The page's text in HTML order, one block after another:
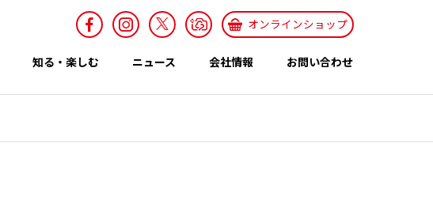
オンラインショップ
知る・楽しむ ニュース 会社情報 お問い合わせ